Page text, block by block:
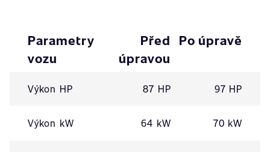
Parametry
vozu
Před
úpravou
Po úpravě
Výkon HP 87 HP 97 HP
Výkon kW 64 kW 70 kW